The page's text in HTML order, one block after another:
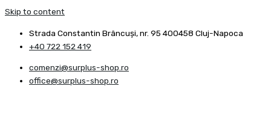
Skip to content
Strada Constantin Brâncuşi, nr. 95 400458 Cluj-Napoca
+40 722 152 419
comenzi@surplus-shop.ro
office@surplus-shop.ro